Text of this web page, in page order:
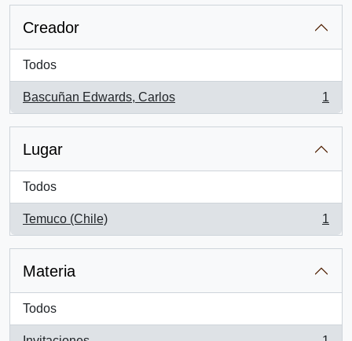
Creador
Todos
Bascuñan Edwards, Carlos
, 1 resultados
1
Lugar
Todos
Temuco (Chile)
, 1 resultados
1
Materia
Todos